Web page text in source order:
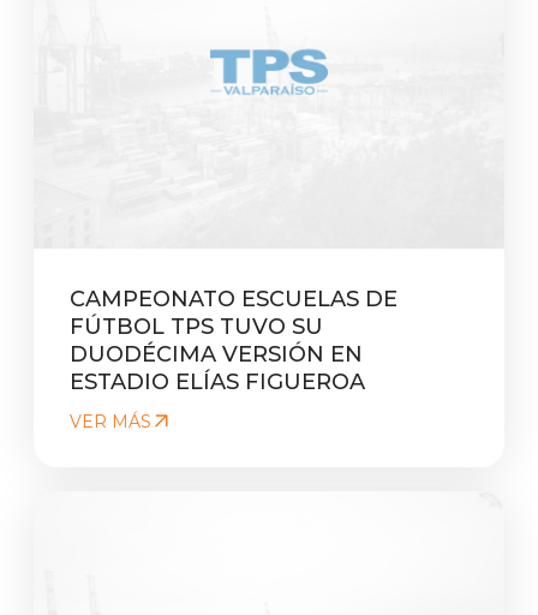
CAMPEONATO ESCUELAS DE
FÚTBOL TPS TUVO SU
DUODÉCIMA VERSIÓN EN
ESTADIO ELÍAS FIGUEROA
VER MÁS